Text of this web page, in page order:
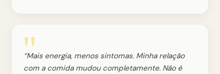
“Mais energia, menos sintomas. Minha relação
com a comida mudou completamente. Não é